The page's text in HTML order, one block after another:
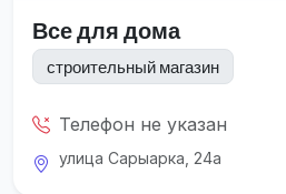
Все для дома
строительный магазин
Телефон не указан
улица Сарыарка, 24а